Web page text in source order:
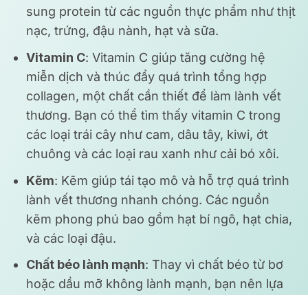
sung protein từ các nguồn thực phẩm như thịt
nạc, trứng, đậu nành, hạt và sữa.
Vitamin C: Vitamin C giúp tăng cường hệ
miễn dịch và thúc đẩy quá trình tổng hợp
collagen, một chất cần thiết để làm lành vết
thương. Bạn có thể tìm thấy vitamin C trong
các loại trái cây như cam, dâu tây, kiwi, ớt
chuông và các loại rau xanh như cải bó xôi.
Kẽm: Kẽm giúp tái tạo mô và hỗ trợ quá trình
lành vết thương nhanh chóng. Các nguồn
kẽm phong phú bao gồm hạt bí ngô, hạt chia,
và các loại đậu.
Chất béo lành mạnh: Thay vì chất béo từ bơ
hoặc dầu mỡ không lành mạnh, bạn nên lựa